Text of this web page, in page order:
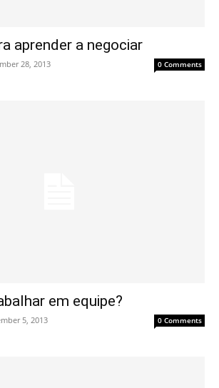
aprender a negociar
28, 2013 0 Comments
em equipe?
5, 2013 0 Comments